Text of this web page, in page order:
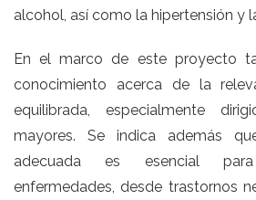
alcohol, así como la hipertensión y
En el marco de este proyecto
conocimiento acerca de la
equilibrada, especialmente
mayores. Se indica además
adecuada es esencial
enfermedades, desde trastornos